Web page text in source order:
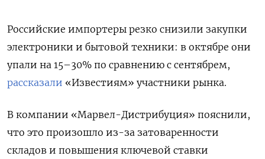
Российские импортеры резко снизили закупки
электроники и бытовой техники: в октябре они
упали на 15–30% по сравнению с сентябрем,
рассказали «Известиям» участники рынка.
В компании «Марвел-Дистрибуция» пояснили,
что это произошло из-за затоваренности
складов и повышения ключевой ставки